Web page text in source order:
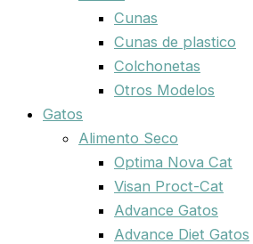
Cunas
Cunas de plastico
Colchonetas
Otros Modelos
Gatos
Alimento Seco
Optima Nova Cat
Visan Proct-Cat
Advance Gatos
Advance Diet Gatos